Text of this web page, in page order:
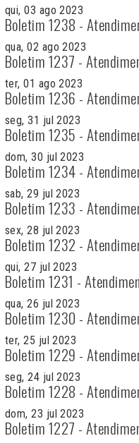
qui, 03 ago 2023
Boletim 1238 -
qua, 02 ago 2023
Boletim 1237 -
ter, 01 ago 2023
Boletim 1236 -
seg, 31 jul 2023
Boletim 1235 -
dom, 30 jul 2023
Boletim 1234 -
sab, 29 jul 2023
Boletim 1233 -
sex, 28 jul 2023
Boletim 1232 -
qui, 27 jul 2023
Boletim 1231 -
qua, 26 jul 2023
Boletim 1230 -
ter, 25 jul 2023
Boletim 1229 -
seg, 24 jul 2023
Boletim 1228 -
dom, 23 jul 2023
Boletim 1227 -